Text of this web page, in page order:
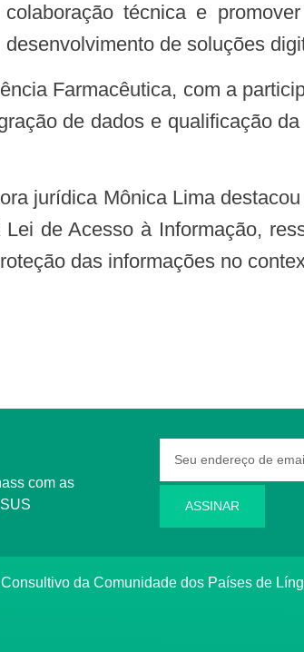
colaboração técnica e
desenvolvimento de soluções
de dados e qualificação
de Acesso à Informação,
das informações no
ASSINAR
Consultivo da Comunidade dos Países de